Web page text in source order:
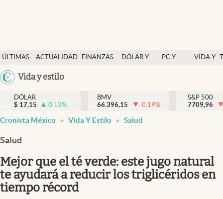
ÚLTIMAS
NOTICIAS
ACTUALIDAD
FINANZAS
DÓLAR Y
PC Y
VIDA Y
México
Vida y estilo
Actualidad
Finanzas y economía
Dólar y mercados
Pc y celular
Vida y estilo
DÓLAR
$ 17,15 0.13%
BMV
66.396,15
-0.19%
S&P 500
7709,96
Cronista México Vida Y Estilo Salud
Salud
Mejor que el té verde: este jugo natural
te ayudará a reducir los triglicéridos en
tiempo récord